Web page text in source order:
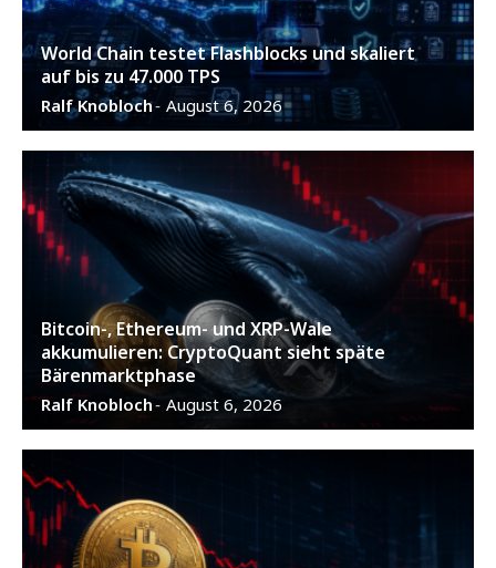
World Chain testet Flashblocks und skaliert
auf bis zu 47.000 TPS
Ralf Knobloch- August 6, 2026
Bitcoin-, Ethereum- und XRP-Wale
akkumulieren: CryptoQuant sieht späte
Bärenmarktphase
Ralf Knobloch- August 6, 2026